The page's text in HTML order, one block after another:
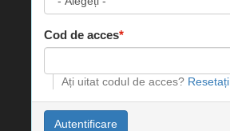
Cod de acces
Ați uitat codul de acces?
Autentificare